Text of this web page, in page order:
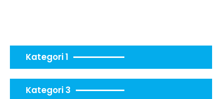
Kategori 1
Kategori 3